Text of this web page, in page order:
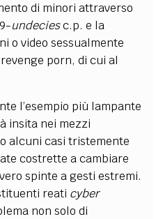
di minori attraverso
undeciesc.p. e la
o video sessualmente
porn, di cui al
l’esempio più lampante
insita nei mezzi
alcuni casi tristemente
costrette a cambiare
spinte a gesti estremi.
reati cyber
non solo di